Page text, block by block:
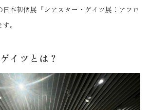
日本初個展『シアスター・ゲイツ展：アフロ
。
イツとは？